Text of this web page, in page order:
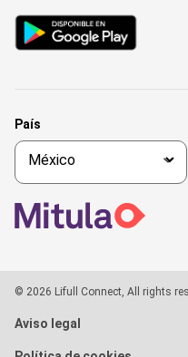
País
© 2026 Lifull Connect, All rights
Aviso legal